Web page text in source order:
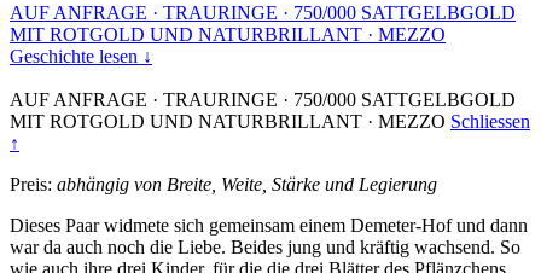
AUF ANFRAGE · TRAURINGE · 750/000 SATTGELBGOLD
MIT ROTGOLD UND NATURBRILLANT · MEZZO
Geschichte lesen ↓
AUF ANFRAGE · TRAURINGE · 750/000 SATTGELBGOLD
MIT ROTGOLD UND NATURBRILLANT · MEZZO Schliessen
↑
Preis: abhängig von Breite, Weite, Stärke und Legierung
Dieses Paar widmete sich gemeinsam einem Demeter-Hof und dann
war da auch noch die Liebe. Beides jung und kräftig wachsend. So
wie auch ihre drei Kinder, für die die drei Blätter des Pflänzchens